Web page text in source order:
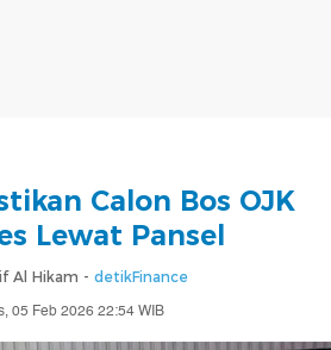
Calon Bos OJK
Lewat Pansel
Al Hikam - detikFinance
05 Feb 2026 22:54 WIB